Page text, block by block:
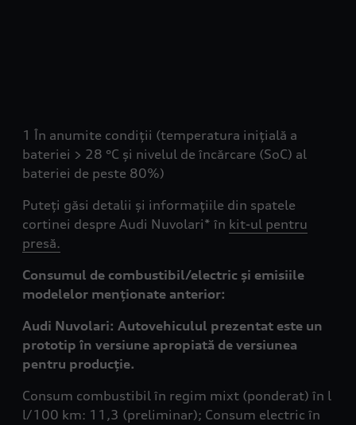
1 În anumite condiții (temperatura inițială a
bateriei > 28 °C și nivelul de încărcare (SoC) al
bateriei de peste 80%)
Puteți găsi detalii și informațiile din spatele
cortinei despre Audi Nuvolari* în kit-ul pentru
presă.
Consumul de combustibil/electric și emisiile
modelelor menționate anterior:
Audi Nuvolari: Autovehiculul prezentat este un
prototip în versiune apropiată de versiunea
pentru producție.
Consum combustibil în regim mixt (ponderat) în l
l/100 km: 11,3 (preliminar); Consum electric în